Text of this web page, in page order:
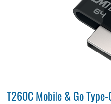
T260C Mobile & Go Type-